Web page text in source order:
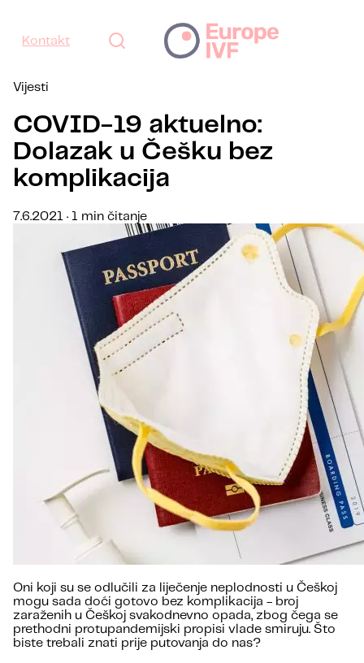
Kontakt
Vijesti
COVID-19 aktuelno:
Dolazak u Češku bez
komplikacija
7.6.2021 · 1 min čitanje
Oni koji su se odlučili za liječenje neplodnosti u Češkoj
mogu sada doći gotovo bez komplikacija - broj
zaraženih u Češkoj svakodnevno opada, zbog čega se
prethodni protupandemijski propisi vlade smiruju. Što
biste trebali znati prije putovanja do nas?